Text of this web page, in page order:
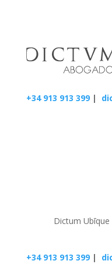
+34 913 913 399|
Dictum Ubīque
+34 913 913 399|